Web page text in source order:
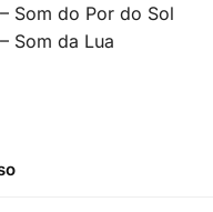
Som do Por do Sol
Som da Lua